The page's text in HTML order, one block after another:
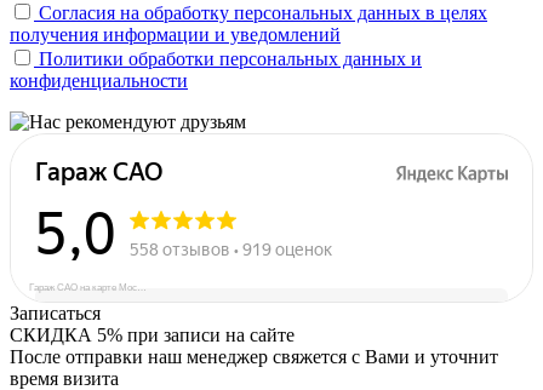
Согласия на обработку персональных данных в целях
получения информации и уведомлений
Политики обработки персональных данных и
конфиденциальности
Записаться
СКИДКА 5% при записи на сайте
После отправки наш менеджер свяжется с Вами и уточнит
время визита